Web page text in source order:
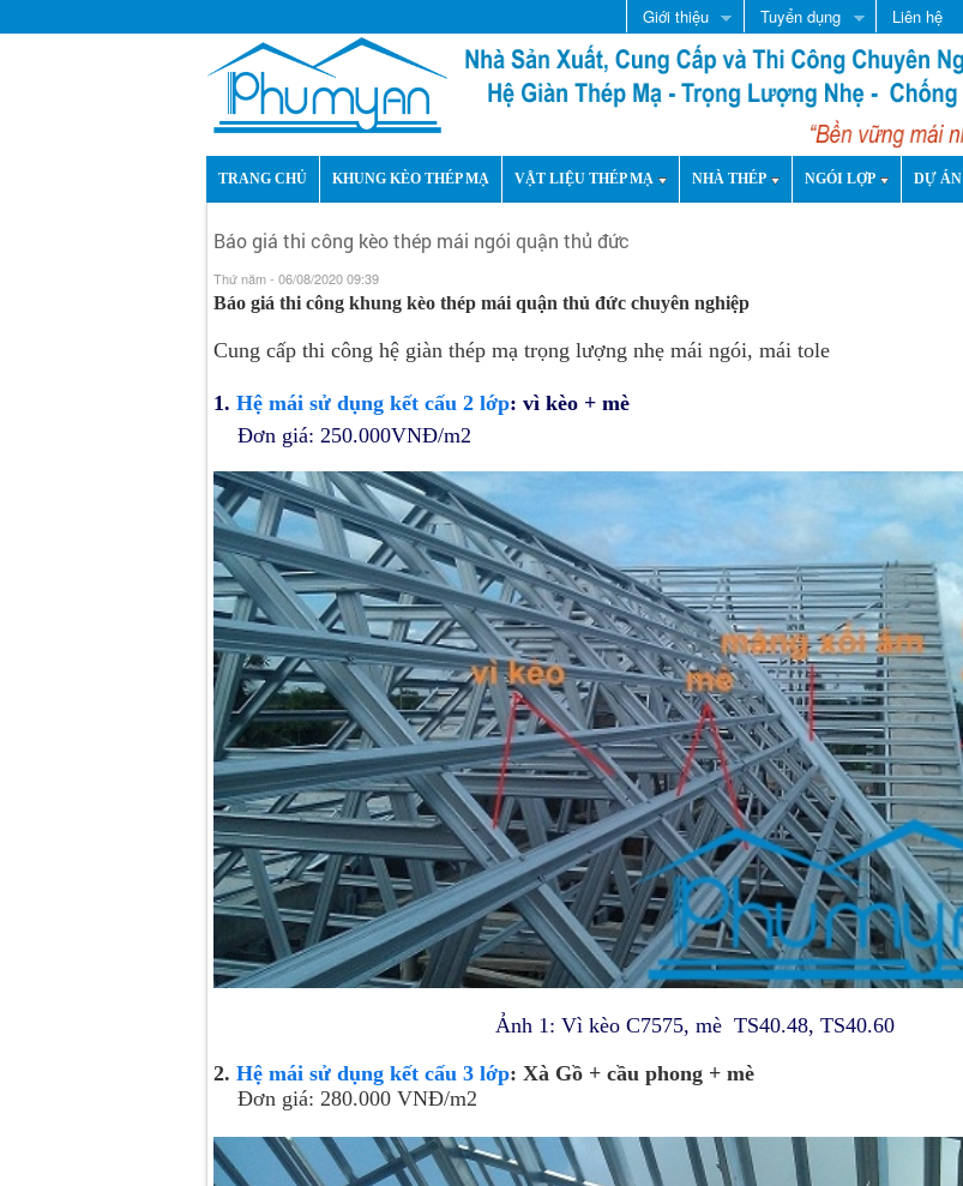
Giới thiệu Tuyển dụng Liên hệ
TRANG CHỦ KHUNG KÈO THÉP MẠ VẬT LIỆU THÉP MẠ NHÀ THÉP NGÓI LỢP DỰ ÁN
Báo giá thi công kèo thép mái ngói quận thủ đức
Thứ năm - 06/08/2020 09:39
Báo giá thi công khung kèo thép mái quận thủ đức chuyên nghiệp
Cung cấp thi công hệ giàn thép mạ trọng lượng nhẹ mái ngói, mái tole
1. Hệ mái sử dụng kết cấu 2 lớp: vì kèo + mè
Đơn giá: 250.000VNĐ/m2
Ảnh 1: Vì kèo C7575, mè TS40.48, TS40.60
2. Hệ mái sử dụng kết cấu 3 lớp: Xà Gồ + cầu phong + mè
Đơn giá: 280.000 VNĐ/m2